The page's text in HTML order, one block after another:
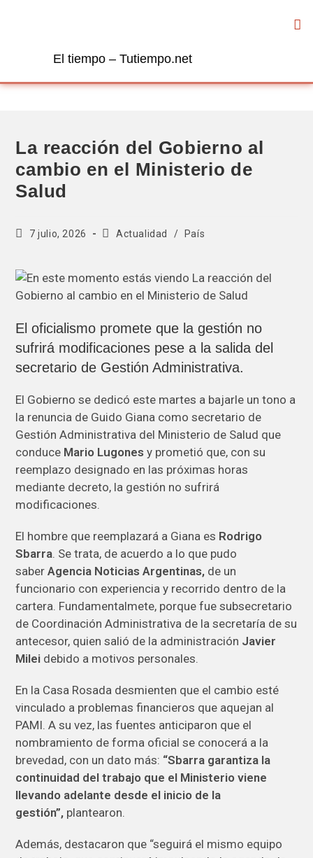
El tiempo – Tutiempo.net
La reacción del Gobierno al
cambio en el Ministerio de
Salud
7 julio, 2026 Actualidad / País
El oficialismo promete que la gestión no
sufrirá modificaciones pese a la salida del
secretario de Gestión Administrativa.
El Gobierno se dedicó este martes a bajarle un tono a
la renuncia de Guido Giana como secretario de
Gestión Administrativa del Ministerio de Salud que
conduce Mario Lugonesy prometió que, con su
reemplazo designado en las próximas horas
mediante decreto, la gestión no sufrirá
modificaciones.
El hombre que reemplazará a Giana es Rodrigo
Sbarra. Se trata, de acuerdo a lo que pudo
saberAgencia Noticias Argentinas, de un
funcionario con experiencia y recorrido dentro de la
cartera. Fundamentalmete, porque fue subsecretario
de Coordinación Administrativa de la secretaría de su
antecesor, quien salió de la administración Javier
Milei debido a motivos personales.
En la Casa Rosada desmienten que el cambio esté
vinculado a problemas financieros que aquejan al
PAMI. A su vez, las fuentes anticiparon que el
nombramiento de forma oficial se conocerá a la
brevedad, con un dato más: “Sbarra garantiza la
continuidad del trabajo que el Ministerio viene
llevando adelante desde el inicio de la
gestión”, plantearon.
Además, destacaron que “seguirá el mismo equipo